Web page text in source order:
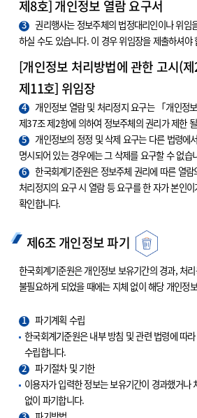
제8호] 개인정보 열람 요구서
3
권리행사는 정보주체의 법정대리인이나 위임
하실 수도 있습니다. 이 경우 위임장을 제출하셔야
[개인정보 처리방법에 관한 고시(
제11호] 위임장
4
개인정보 열람 및 처리정지 요구는 「개인정
제37조 제2항에 의하여 정보주체의 권리가 제한
5
개인정보의 정정 및 삭제 요구는 다른 법령에
명시되어 있는 경우에는 그 삭제를 요구할 수 없습
6
한국회계기준원은 정보주체 권리에 따른 열람
처리정지의 요구 시 열람 등 요구를 한 자가 본인
확인합니다.
제6조 개인정보 파기
한국회계기준원은 개인정보 보유기간의 경과, 처
불필요하게 되었을 때에는 지체 없이 해당 개인정
1
파기계획 수립
한국회계기준원은 내부 방침 및 관련 법령에 따
수립합니다.
2
파기절차 및 기한
이용자가 입력한 정보는 보유기간이 경과했거나
없이 파기합니다.